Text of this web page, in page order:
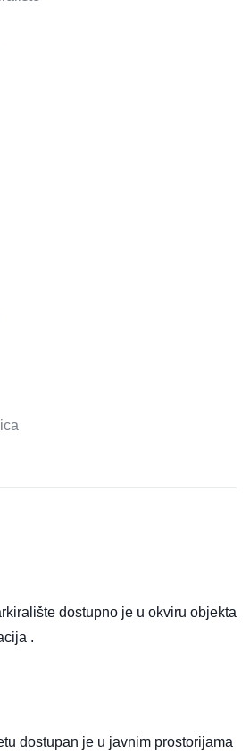
dostupno je u okviru objekta
.
dostupan je u javnim prostorijama